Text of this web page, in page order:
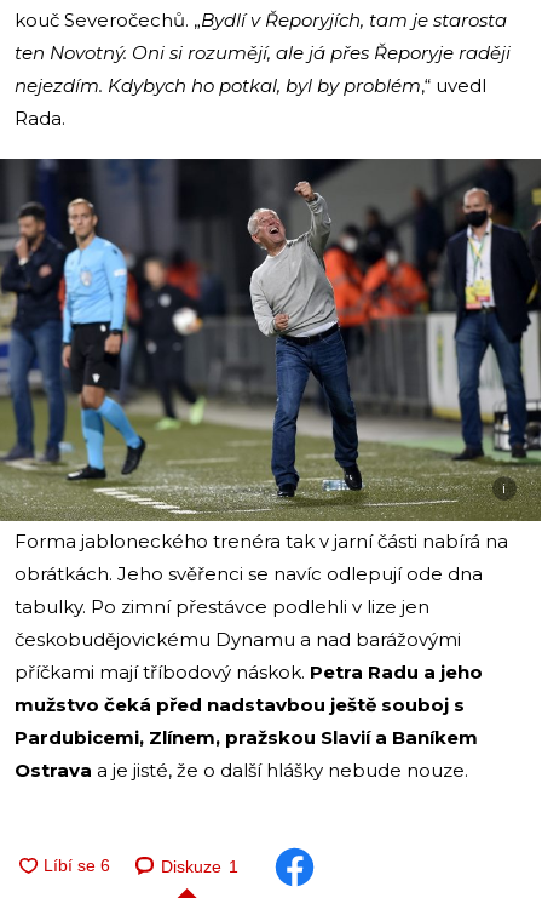
kouč Severočechů. „Bydlí v Řeporyjích, tam je starosta
ten Novotný. Oni si rozumějí, ale já přes Řeporyje raději
nejezdím. Kdybych ho potkal, byl by problém,“ uvedl
Rada.
i
Forma jabloneckého trenéra tak v jarní části nabírá na
obrátkách. Jeho svěřenci se navíc odlepují ode dna
tabulky. Po zimní přestávce podlehli v lize jen
českobudějovickému Dynamu a nad barážovými
příčkami mají tříbodový náskok. Petra Radu a jeho
mužstvo čeká před nadstavbou ještě souboj s
Pardubicemi, Zlínem, pražskou Slavií a Baníkem
Ostrava a je jisté, že o další hlášky nebude nouze.
Diskuze 1